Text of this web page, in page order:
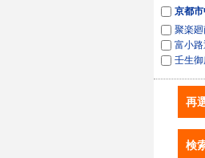
京都
聚楽
富小
壬生
再
検